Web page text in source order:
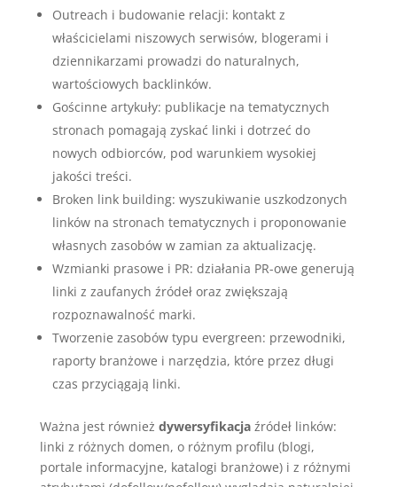
Outreach i budowanie relacji: kontakt z
właścicielami niszowych serwisów, blogerami i
dziennikarzami prowadzi do naturalnych,
wartościowych backlinków.
Gościnne artykuły: publikacje na tematycznych
stronach pomagają zyskać linki i dotrzeć do
nowych odbiorców, pod warunkiem wysokiej
jakości treści.
Broken link building: wyszukiwanie uszkodzonych
linków na stronach tematycznych i proponowanie
własnych zasobów w zamian za aktualizację.
Wzmianki prasowe i PR: działania PR-owe generują
linki z zaufanych źródeł oraz zwiększają
rozpoznawalność marki.
Tworzenie zasobów typu evergreen: przewodniki,
raporty branżowe i narzędzia, które przez długi
czas przyciągają linki.
Ważna jest również dywersyfikacjaźródeł linków:
linki z różnych domen, o różnym profilu (blogi,
portale informacyjne, katalogi branżowe) i z różnymi